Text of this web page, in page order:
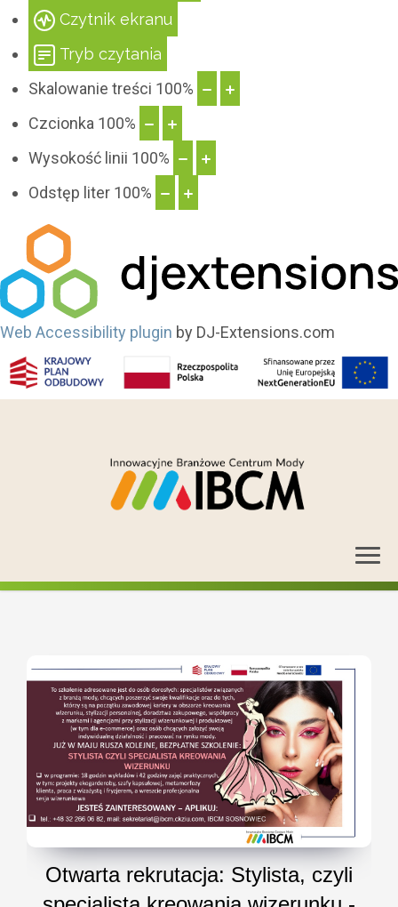
Czytnik ekranu
Tryb czytania
Skalowanie treści 100%
Czcionka 100%
Wysokość linii 100%
Odstęp liter 100%
Web Accessibility plugin by DJ-Extensions.com
Otwarta rekrutacja: Stylista, czyli
stylista